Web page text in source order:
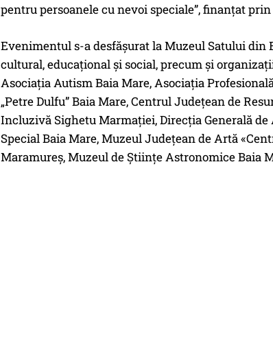
pentru persoanele cu nevoi speciale”, finanțat
Evenimentul s-a desfășurat la Muzeul Satului
cultural, educațional și social, precum și
Asociația Autism Baia Mare, Asociaţia
„Petre Dulfu” Baia Mare, Centrul Judeţean de
Incluzivă Sighetu Marmației, Direcţia Generală
Special Baia Mare, Muzeul Judeţean de Artă
Maramureș, Muzeul de Științe Astronomice Baia